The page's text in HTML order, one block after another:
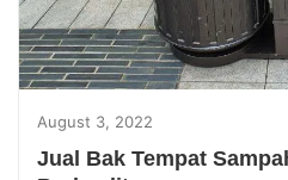
August 3, 2022
Jual Bak Tempat